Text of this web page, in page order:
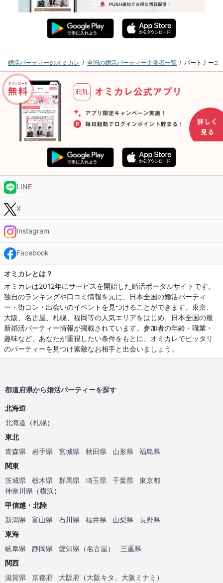
婚活パーティーのオミカレ 全国の婚活パーティー主催者一覧 パートナーエ
LINE
X
Instagram
Facebook
オミカレとは？
オミカレは2012年にサービスを開始した婚活ポータルサイトです。
独自のランキングや口コミ情報を元に、日本全国の婚活パーティ
ー・街コン・出会いのイベントを見つけることができます。東京、
大阪、名古屋、札幌、福岡等の人気エリアをはじめ、日本全国の最
新婚活パーティー情報が掲載されています。参加者の年齢・職業・
趣味など、あなたが重視したい条件をもとに、オミカレでピッタリ
のパーティーを見つけ素敵なお相手と出会いましょう。
都道府県から婚活パーティーを探す
北海道
北海道 （札幌）
東北
青森県
岩手県 宮城県 秋田県 山形県
福島県
関東
茨城県
栃木県 群馬県 埼玉県 千葉県
東京都
神奈川県 （横浜）
甲信越・北陸
新潟県
富山県 石川県 福井県 山梨県
長野県
東海
岐阜県
静岡県 愛知県 （名古屋）
三重県
関西
滋賀県
京都府 大阪府 （大阪キタ 大阪ミナミ ）